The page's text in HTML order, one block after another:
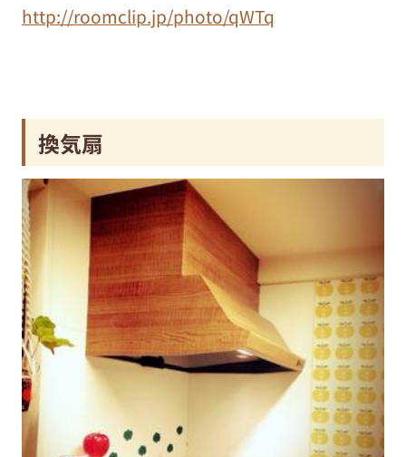
http://roomclip.jp/photo/qWTq
換気扇